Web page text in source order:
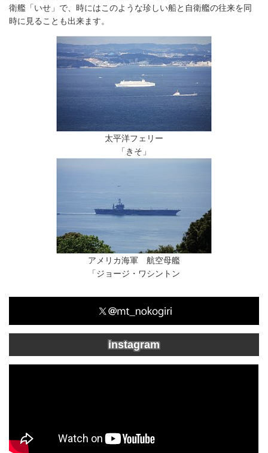
衛艦「いせ」で、時にはこのような珍しい船と自衛艦の往来を同
時に見ることも出来ます。
太平洋フェリー
「きそ」
アメリカ海軍 航空母艦
「ジョージ・ワシントン
instagram